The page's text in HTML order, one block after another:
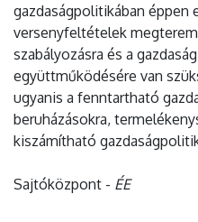
gazdaságpolitikában éppen
versenyfeltételek
szabályozásra és a
együttműködésére van
ugyanis a fenntartható
beruházásokra,
kiszámítható
Sajtóközpont - ÉE